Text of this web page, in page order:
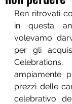
Ben ritrovati
in questa
volevamo
per gli
ampiamente
prezzi delle
celebrativo